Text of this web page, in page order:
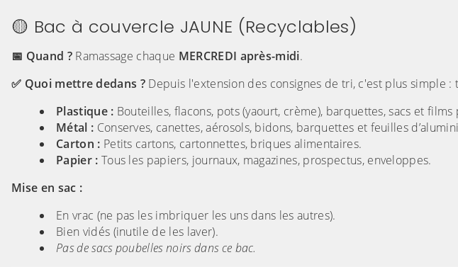
🟡 Bac à couvercle JAUNE (Recyclables)
📅 Quand ?Ramassage chaque MERCREDI après-midi.
✅ Quoi mettre dedans ? Depuis l'extension des consignes de tri, c'est plus simple
Plastique : Bouteilles, flacons, pots (yaourt, crème), barquettes, sacs et films
Métal : Conserves, canettes, aérosols, bidons, barquettes et feuilles
Carton : Petits cartons, cartonnettes, briques alimentaires.
Papier : Tous les papiers, journaux, magazines, prospectus, enveloppes.
Mise en sac :
En vrac (ne pas les imbriquer les uns dans les autres).
Bien vidés (inutile de les laver).
Pas de sacs poubelles noirs dans ce bac.